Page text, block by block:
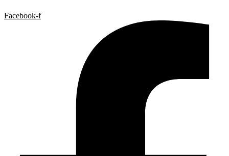
Facebook-f